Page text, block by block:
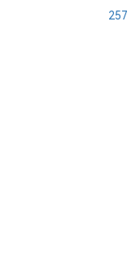
257